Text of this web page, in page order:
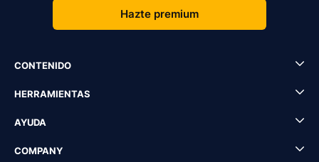
Hazte premium
CONTENIDO
HERRAMIENTAS
AYUDA
COMPANY